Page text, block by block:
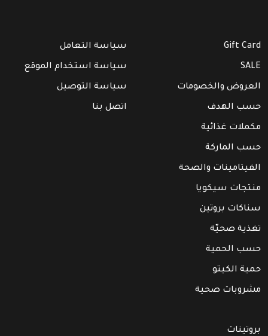
Gift Card
SALE
العروض والخصومات
حسب الهدف
مكملات غذائية
حسب الماركة
الفيتامينات والصحة
منتجات سيكويا
سناكات بروتين
تغذية صحيّة
حسب الحمية
حمية الكيتو
مشروبات صحية
سياسة التعامل
سياسة استخدام الموقع
سياسة التوصيل
اتصل بنا
بروتينات